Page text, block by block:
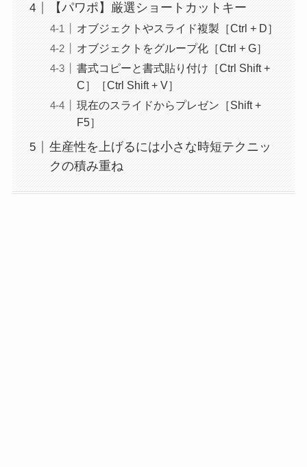
【パワポ】厳選ショートカットキー
オブジェクトやスライド複製［Ctrl + D］
オブジェクトをグループ化［Ctrl + G］
書式コピーと書式貼り付け［Ctrl Shift +
C］［Ctrl Shift + V］
現在のスライドからプレゼン［Shift +
F5］
生産性を上げるには小さな時短テクニッ
クの積み重ね